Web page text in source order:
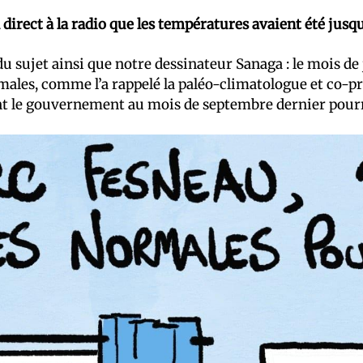
à la radio que les températures avaient été
sujet ainsi que notre dessinateur Sanaga : le mois
comme l’a rappelé la paléo-climatologue et
gouvernement au mois de septembre dernier